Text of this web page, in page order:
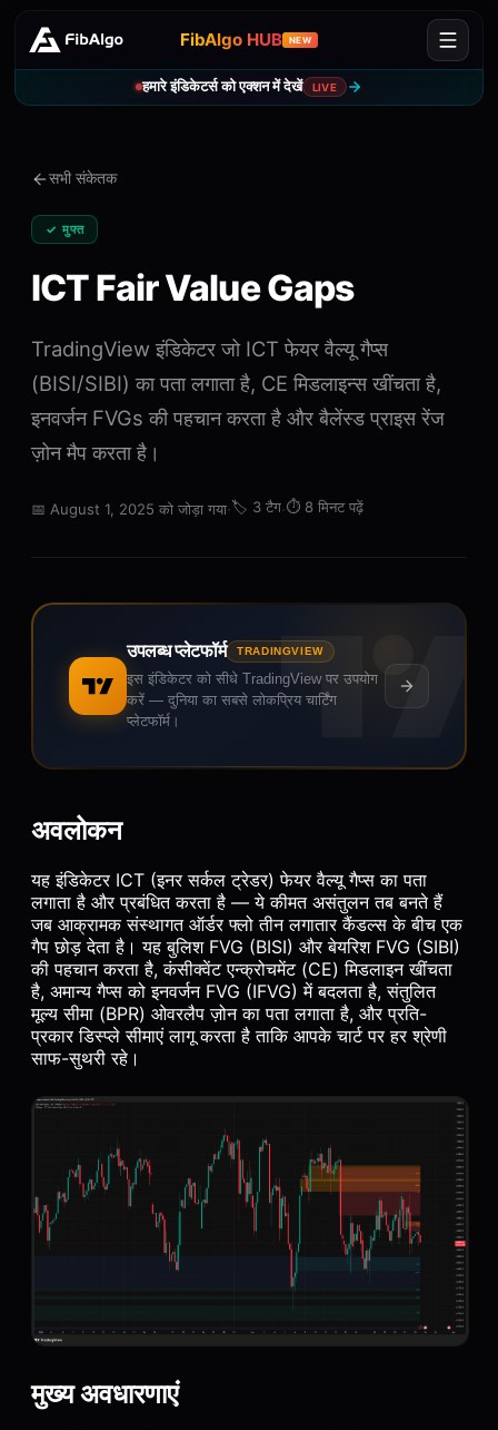
FibAlgo HUB NEW
हमारे इंडिकेटर्स को एक्शन में देखें LIVE
सभी संकेतक
✓ मुफ्त
ICT Fair Value Gaps
TradingView इंडिकेटर जो ICT फेयर वैल्यू गैप्स
(BISI/SIBI) का पता लगाता है, CE मिडलाइन्स खींचता है,
इनवर्जन FVGs की पहचान करता है और बैलेंस्ड प्राइस रेंज
ज़ोन मैप करता है।
📅 August 1, 2025 को जोड़ा गया·🏷️ 3 टैग·⏱️ 8 मिनट पढ़ें
उपलब्ध प्लेटफॉर्म TRADINGVIEW
इस इंडिकेटर को सीधे TradingView पर उपयोग
करें — दुनिया का सबसे लोकप्रिय चार्टिंग
प्लेटफॉर्म।
अवलोकन
यह इंडिकेटर ICT (इनर सर्कल ट्रेडर) फेयर वैल्यू गैप्स का पता
लगाता है और प्रबंधित करता है — ये कीमत असंतुलन तब बनते हैं
जब आक्रामक संस्थागत ऑर्डर फ्लो तीन लगातार कैंडल्स के बीच एक
गैप छोड़ देता है। यह बुलिश FVG (BISI) और बेयरिश FVG (SIBI)
की पहचान करता है, कंसीक्वेंट एन्क्रोचमेंट (CE) मिडलाइन खींचता
है, अमान्य गैप्स को इनवर्जन FVG (IFVG) में बदलता है, संतुलित
मूल्य सीमा (BPR) ओवरलैप ज़ोन का पता लगाता है, और प्रति-
प्रकार डिस्प्ले सीमाएं लागू करता है ताकि आपके चार्ट पर हर श्रेणी
साफ-सुथरी रहे।
मुख्य अवधारणाएं